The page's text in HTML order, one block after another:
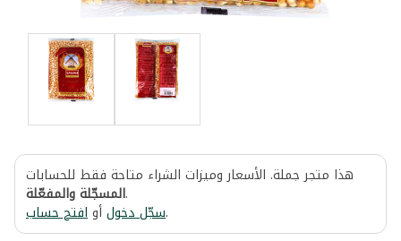
هذا متجر جملة. الأسعار وميزات الشراء متاحة فقط للحسابات
المسجّلة والمفعّلة.
سجّل دخولأوافتح حساب .